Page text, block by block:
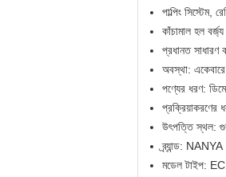
পাল্পিং সিস্টেম,
কাঁচামাল হল
প্রধানত সাধারণ
অবস্থা:
পণ্যের ধরণ:
প্রক্রিয়াকরণের
উৎপত্তি স্থল:
ব্র্যান্ড: NANYA
মডেল টাইপ: